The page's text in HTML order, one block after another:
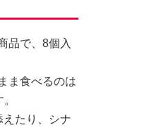
品で、8個入
ま食べるのは
たり、シナ